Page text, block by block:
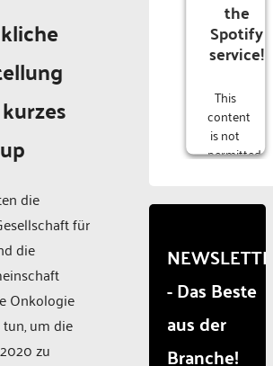
die
für
die
Onkologie
um die
zu
the
Spotify
service!
This
content
is not
permitted
due to
that
are
not
disclosed
to the
The
- Das Beste
aus der
Branche!